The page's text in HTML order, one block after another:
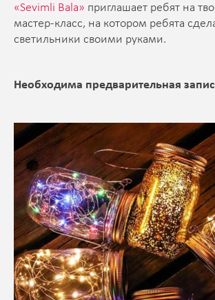
«Sevimli Bala» приглашает ребят на
мастер-класс, на котором ребята
светильники своими руками.
Необходима предварительная